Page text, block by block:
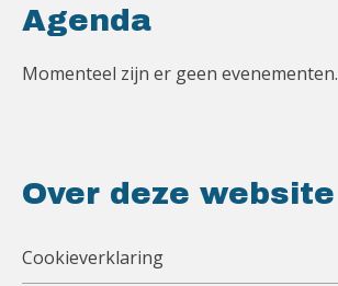
Agenda
Momenteel zijn er geen evenementen.
Over deze website
Cookieverklaring